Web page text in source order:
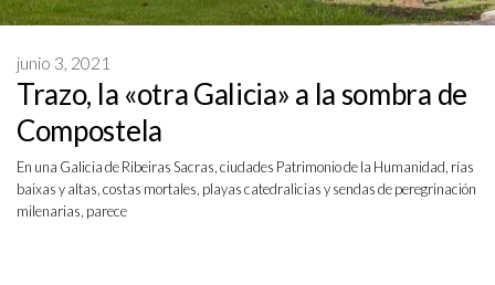
Trazo, la «otra Galicia» a la sombra de
Compostela
junio 3, 2021
En una Galicia de Ribeiras Sacras, ciudades Patrimonio de la Humanidad, rías
baixas y altas, costas mortales, playas catedralicias y sendas de peregrinación
milenarias, parece